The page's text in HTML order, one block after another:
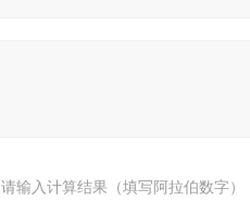
请输入计算结果（填写阿拉伯数字）